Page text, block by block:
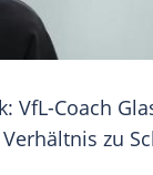
VfL-Coach
zu